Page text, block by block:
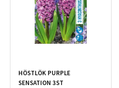
HÖSTLÖK PURPLE
SENSATION 3ST